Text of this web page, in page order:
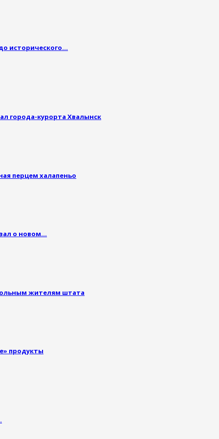
исторического…
города-курорта Хвалынск
перцем халапеньо
о новом…
жителям штата
продукты